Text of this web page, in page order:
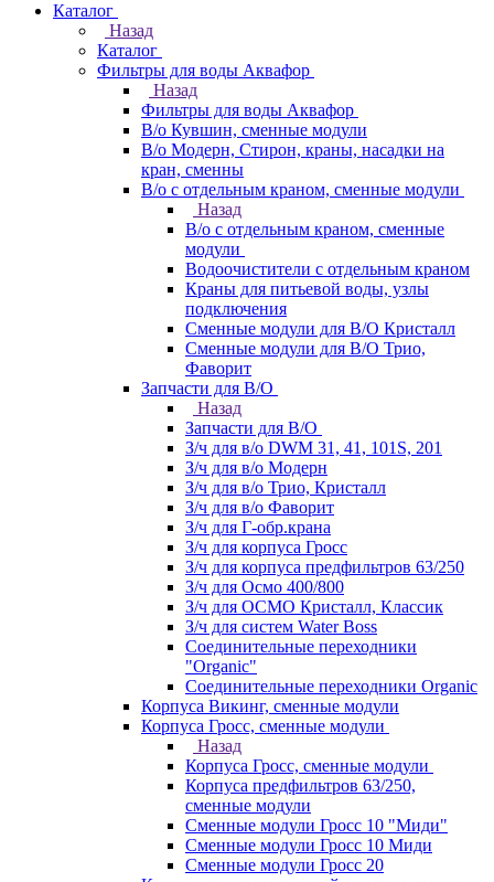
Каталог
Назад
Каталог
Фильтры для воды Аквафор
Назад
Фильтры для воды Аквафор
В/о Кувшин, сменные модули
В/о Модерн, Стирон, краны, насадки на
кран, сменны
В/о с отдельным краном, сменные модули
Назад
В/о с отдельным краном, сменные
модули
Водоочистители с отдельным краном
Краны для питьевой воды, узлы
подключения
Сменные модули для В/О Кристалл
Сменные модули для В/О Трио,
Фаворит
Запчасти для В/О
Назад
Запчасти для В/О
З/ч для в/о DWM 31, 41, 101S, 201
З/ч для в/о Модерн
З/ч для в/о Трио, Кристалл
З/ч для в/о Фаворит
З/ч для Г-обр.крана
З/ч для корпуса Гросс
З/ч для корпуса предфильтров 63/250
З/ч для Осмо 400/800
З/ч для ОСМО Кристалл, Классик
З/ч для систем Water Boss
Соединительные переходники
"Organic"
Соединительные переходники Organic
Корпуса Викинг, сменные модули
Корпуса Гросс, сменные модули
Назад
Корпуса Гросс, сменные модули
Корпуса предфильтров 63/250,
сменные модули
Сменные модули Гросс 10 "Миди"
Сменные модули Гросс 10 Миди
Сменные модули Гросс 20